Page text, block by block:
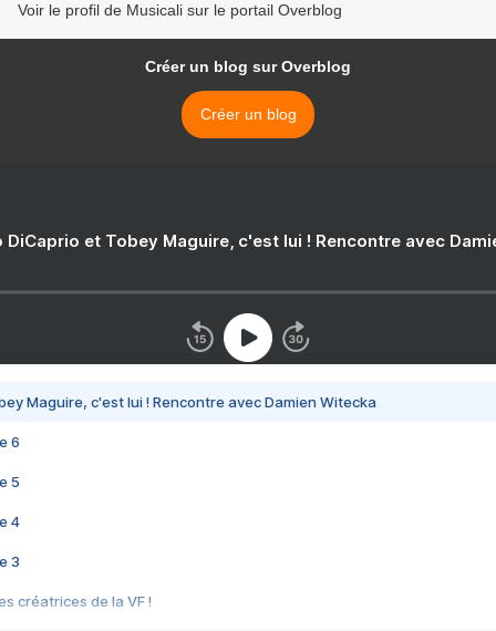
Voir le profil de Musicali sur le portail Overblog
Créer un blog sur Overblog
Créer un blog
DiCaprio et Tobey Maguire, c'est lui ! Rencontre avec
Maguire, c'est lui ! Rencontre avec Damien Witecka
6
5
4
3
créatrices de la VF !